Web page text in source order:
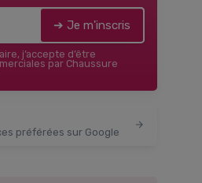
➔ Je m'inscris
j’accepte d’être
par Chaussure
préférées sur Google